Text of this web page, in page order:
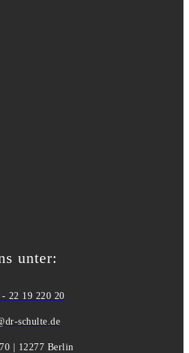
unter:
22 19 220 20
schulte.de
| 12277 Berlin